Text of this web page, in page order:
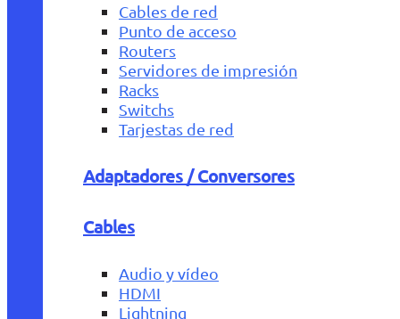
Cables de red
Punto de acceso
Routers
Servidores de impresión
Racks
Switchs
Tarjestas de red
Adaptadores / Conversores
Cables
Audio y vídeo
HDMI
Lightning